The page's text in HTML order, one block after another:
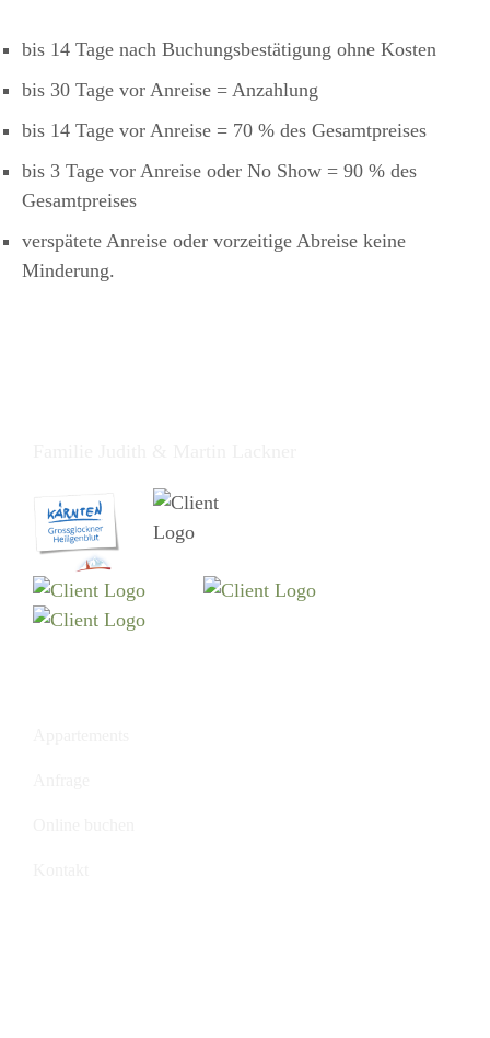
bis 14 Tage nach Buchungsbestätigung ohne Kosten
bis 30 Tage vor Anreise = Anzahlung
bis 14 Tage vor Anreise = 70 % des Gesamtpreises
bis 3 Tage vor Anreise oder No Show = 90 % des
Gesamtpreises
verspätete Anreise oder vorzeitige Abreise keine
Minderung.